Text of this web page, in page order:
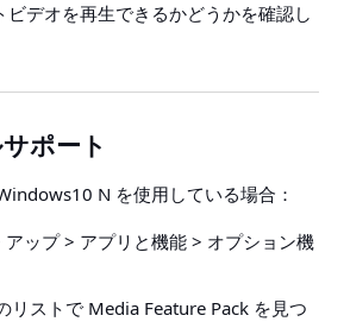
ビデオを再生できるかどうかを確認し
ポート
N を使用している場合：
ップ > アプリと機能 > オプション機
リストで Media Feature Pack を見つ